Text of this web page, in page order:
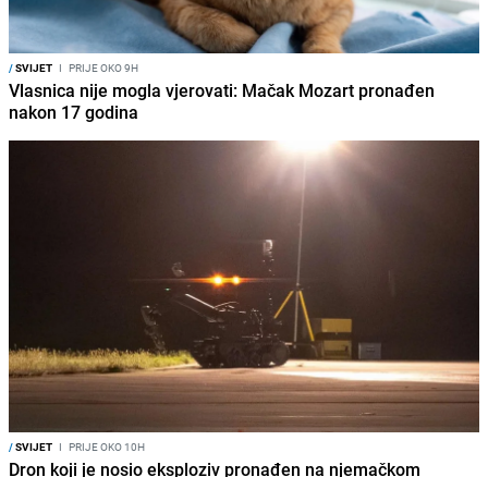
/SVIJET I PRIJE OKO 9H
Vlasnica nije mogla vjerovati: Mačak Mozart pronađen
nakon 17 godina
/SVIJET I PRIJE OKO 10H
Dron koji je nosio eksploziv pronađen na njemačkom